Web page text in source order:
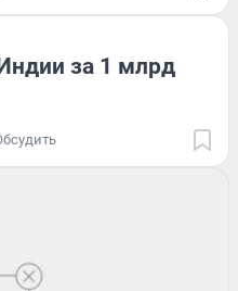
за 1 млрд